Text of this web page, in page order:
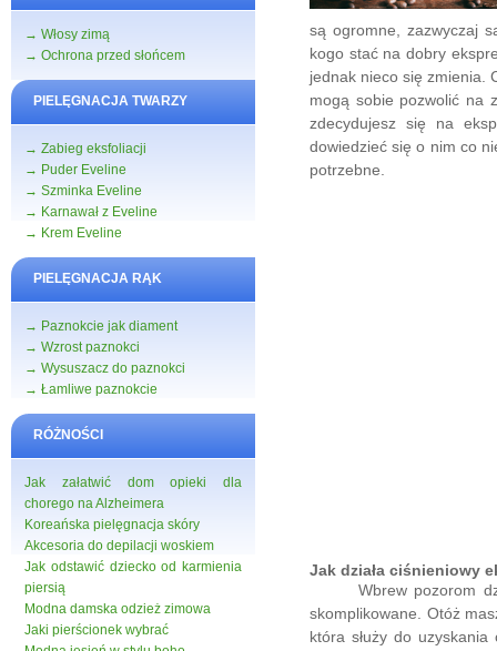
→ Włosy zimą
→ Ochrona przed słońcem
PIELĘGNACJA TWARZY
→ Zabieg eksfoliacji
→ Puder Eveline
→ Szminka Eveline
→ Karnawał z Eveline
→ Krem Eveline
PIELĘGNACJA RĄK
→ Paznokcie jak diament
→ Wzrost paznokci
→ Wysuszacz do paznokci
→ Łamliwe paznokcie
RÓŻNOŚCI
Jak załatwić dom opieki dla
chorego na Alzheimera
Koreańska pielęgnacja skóry
Akcesoria do depilacji woskiem
Jak odstawić dziecko od karmienia
piersią
Modna damska odzież zimowa
Jaki pierścionek wybrać
są ogromne, zazwyczaj
kogo stać na dobry
jednak nieco się zmienia.
mogą sobie pozwolić na
zdecydujesz się na
dowiedzieć się o nim co
potrzebne.
Jak działa ciśnieniowy
Wbrew pozorom
skomplikowane. Otóż
która służy do